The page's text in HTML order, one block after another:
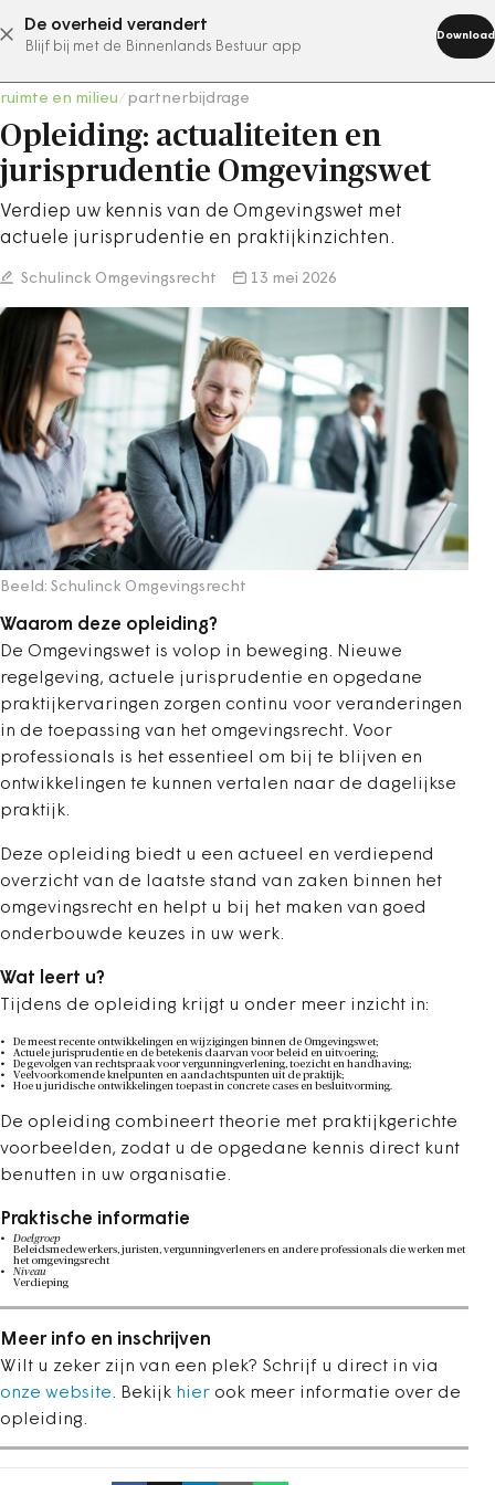
De overheid verandert
Blijf bij met de Binnenlands Bestuur app
Download
abonneer nu
ruimte en milieu partnerbijdrage
Opleiding: actualiteiten en
jurisprudentie Omgevingswet
Verdiep uw kennis van de Omgevingswet met
actuele jurisprudentie en praktijkinzichten.
Schulinck Omgevingsrecht 13 mei 2026
Beeld: Schulinck Omgevingsrecht
Waarom deze opleiding?
De Omgevingswet is volop in beweging. Nieuwe
regelgeving, actuele jurisprudentie en opgedane
praktijkervaringen zorgen continu voor veranderingen
in de toepassing van het omgevingsrecht. Voor
professionals is het essentieel om bij te blijven en
ontwikkelingen te kunnen vertalen naar de dagelijkse
praktijk.
Deze opleiding biedt u een actueel en verdiepend
overzicht van de laatste stand van zaken binnen het
omgevingsrecht en helpt u bij het maken van goed
onderbouwde keuzes in uw werk.
Wat leert u?
Tijdens de opleiding krijgt u onder meer inzicht in:
De meest recente ontwikkelingen en wijzigingen binnen de Omgevingswet;
Actuele jurisprudentie en de betekenis daarvan voor beleid en uitvoering;
De gevolgen van rechtspraak voor vergunningverlening, toezicht en handhaving;
Veelvoorkomende knelpunten en aandachtspunten uit de praktijk;
Hoe u juridische ontwikkelingen toepast in concrete cases en besluitvorming.
De opleiding combineert theorie met praktijkgerichte
voorbeelden, zodat u de opgedane kennis direct kunt
benutten in uw organisatie.
Praktische informatie
Doelgroep
Beleidsmedewerkers, juristen, vergunningverleners en andere professionals die werken met
het omgevingsrecht
Niveau
Verdieping
Meer info en inschrijven
Wilt u zeker zijn van een plek? Schrijf u direct in via
onze website. Bekijk hier ook meer informatie over de
opleiding.